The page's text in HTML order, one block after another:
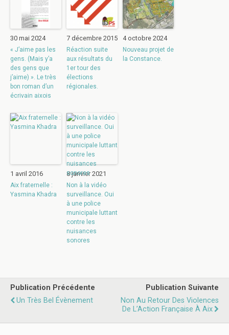
30 mai 2024
« J’aime pas les
gens. (Mais y’a
des gens que
j’aime) ». Le très
bon roman d’un
écrivain aixois
7 décembre 2015
Réaction suite
aux résultats du
1er tour des
élections
régionales.
4 octobre 2024
Nouveau projet de
la Constance.
1 avril 2016
Aix fraternelle :
Yasmina Khadra
8 janvier 2021
Non à la vidéo
surveillance. Oui
à une police
municipale luttant
contre les
nuisances
sonores
Publication Précédente
Un Très Bel Évènement
Publication Suivante
Non Au Retour Des Violences
De L’Action Française À Aix